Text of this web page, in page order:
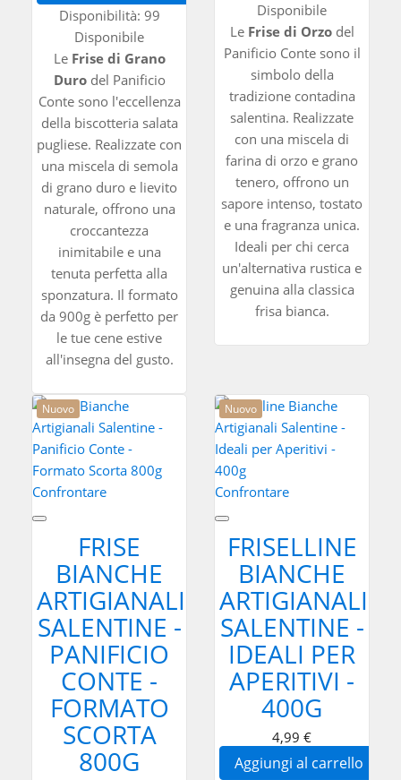
Disponibilità: 99
Disponibile
Le Frise di Grano
Durodel Panificio
Conte sono l'eccellenza
della biscotteria salata
pugliese. Realizzate con
una miscela di semola
di grano duro e lievito
naturale, offrono una
croccantezza
inimitabile e una
tenuta perfetta alla
sponzatura. Il formato
da 900g è perfetto per
le tue cene estive
all'insegna del gusto.
Disponibile
Le Frise di Orzodel
Panificio Conte sono il
simbolo della
tradizione contadina
salentina. Realizzate
con una miscela di
farina di orzo e grano
tenero, offrono un
sapore intenso, tostato
e una fragranza unica.
Ideali per chi cerca
un'alternativa rustica e
genuina alla classica
frisa bianca.
Nuovo
Confrontare
FRISE
BIANCHE
ARTIGIANALI
SALENTINE -
PANIFICIO
CONTE -
FORMATO
SCORTA
800G
Nuovo
Confrontare
FRISELLINE
BIANCHE
ARTIGIANALI
SALENTINE -
IDEALI PER
APERITIVI -
400G
4,99 €
Aggiungi al carrello